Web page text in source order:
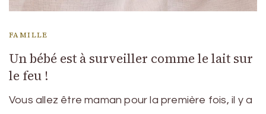
FAMILLE
Un bébé est à surveiller comme le lait sur
le feu !
Vous allez être maman pour la première fois, il y a